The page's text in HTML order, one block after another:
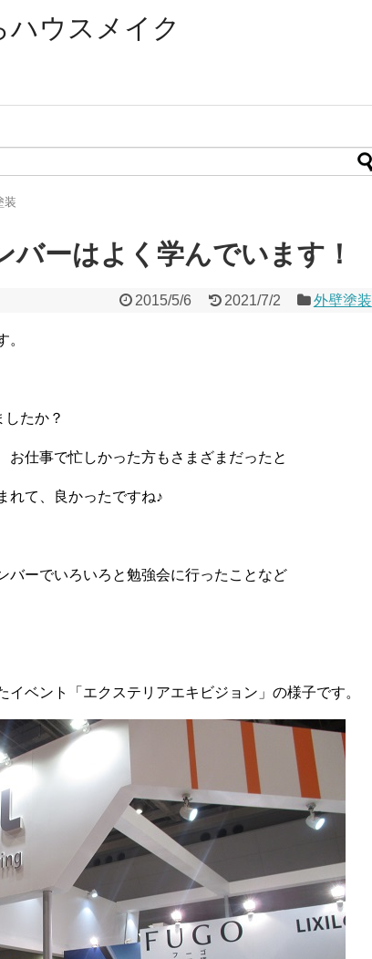
ハウスメイク
装
ーはよく学んでいます！
2015/5/6 2021/7/2 外壁塗装
。
たか？
お仕事で忙しかった方もさまざまだったと
れて、良かったですね♪
バーでいろいろと勉強会に行ったことなど
イベント「エクステリアエキビジョン」の様子です。